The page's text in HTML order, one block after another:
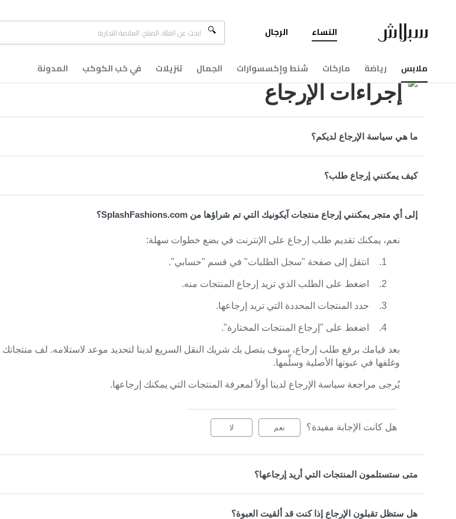
النساء
ملابس رياضة ماركات شنط وإكسسوارات الجمال تنزيلات في حُب الكوكب المدونة
الرجال
إجراءات الإرجاع
ما هي سياسة الإرجاع لديكم؟
كيف يمكنني إرجاع طلب؟
إلى أي متجر يمكنني إرجاع منتجات آيكونيك التي تم شراؤها من SplashFashions.com؟
نعم، يمكنك تقديم طلب إرجاع على الإنترنت في بضع خطوات سهلة:
انتقل إلى صفحة "سجل الطلبات" في قسم "حسابي".
اضغط على الطلب الذي تريد إرجاع المنتجات منه.
حدد المنتجات المحددة التي تريد إرجاعها.
اضغط على "إرجاع المنتجات المختارة".
بعد قيامك برفع طلب إرجاع، سوف يتصل بك شريك النقل السريع لدينا لتحديد موعد لاستلامه. لف منتجاتك
وغلفها في عبوتها الأصلية وسلِّمها.
يُرجى مراجعة سياسة الإرجاع لدينا أولاً لمعرفة المنتجات التي يمكنك إرجاعها.
هل كانت الإجابة مفيدة؟ نعم لا
متى ستستلمون المنتجات التي أريد إرجاعها؟
هل ستظل تقبلون الإرجاع إذا كنت قد ألقيت العبوة؟